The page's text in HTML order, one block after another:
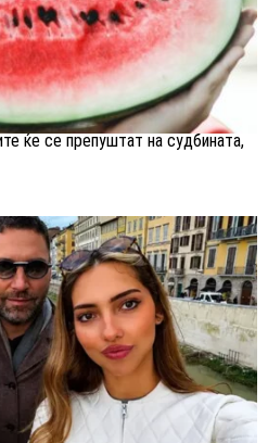
ќе се препуштат на судбината,